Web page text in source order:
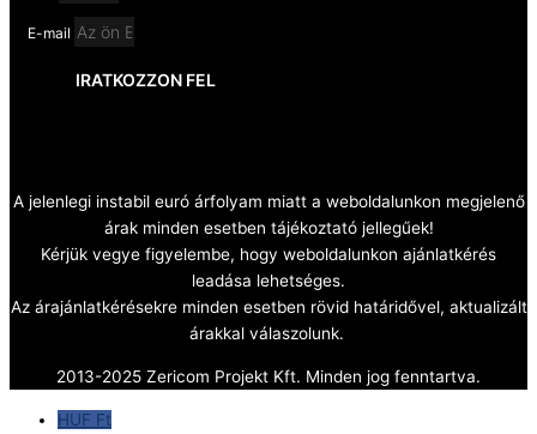
E-mail
IRATKOZZON FEL
A jelenlegi instabil euró árfolyam miatt a weboldalunkon megjelenő
árak minden esetben tájékoztató jellegűek!
Kérjük vegye figyelembe, hogy weboldalunkon ajánlatkérés
leadása lehetséges.
Az árajánlatkérésekre minden esetben rövid határidővel, aktualizált
árakkal válaszolunk.
2013-2025 Zericom Projekt Kft. Minden jog fenntartva.
HUF Ft